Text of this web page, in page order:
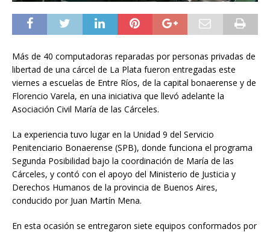
Más de 40 computadoras reparadas por personas privadas de
libertad de una cárcel de La Plata fueron entregadas este
viernes a escuelas de Entre Ríos, de la capital bonaerense y de
Florencio Varela, en una iniciativa que llevó adelante la
Asociación Civil María de las Cárceles.
La experiencia tuvo lugar en la Unidad 9 del Servicio
Penitenciario Bonaerense (SPB), donde funciona el programa
Segunda Posibilidad bajo la coordinación de María de las
Cárceles, y contó con el apoyo del Ministerio de Justicia y
Derechos Humanos de la provincia de Buenos Aires,
conducido por Juan Martín Mena.
En esta ocasión se entregaron siete equipos conformados por